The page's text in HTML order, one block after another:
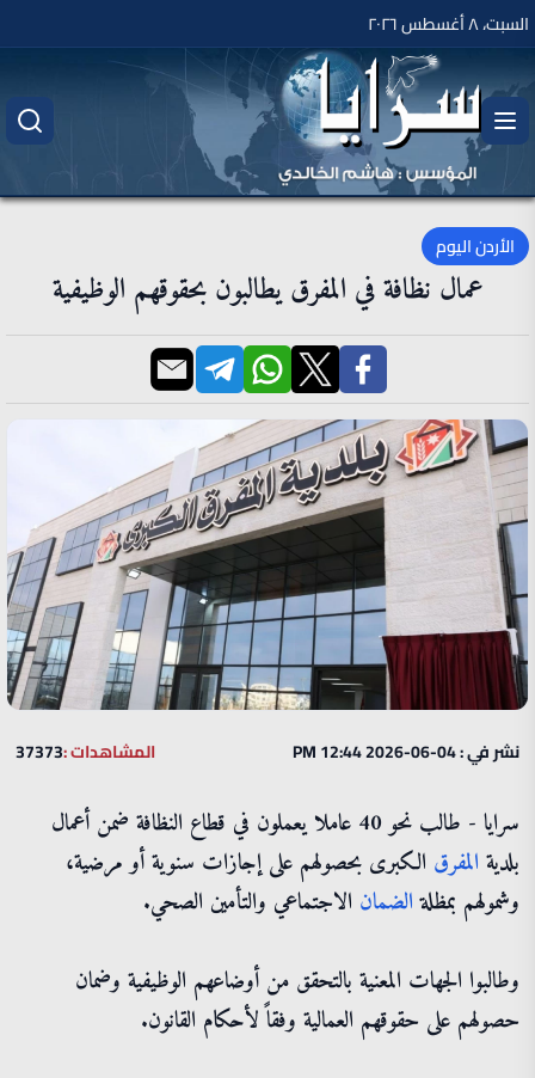
السبت، ٨ أغسطس ٢٠٢٦
الأردن اليوم
عمال نظافة في المفرق يطالبون بحقوقهم الوظيفية
نشر في : 04-06-2026 12:44 PM المشاهدات :37373
سرايا - طالب نحو 40 عاملا يعملون في قطاع النظافة ضمن أعمال
بلدية المفرق الكبرى بحصولهم على إجازات سنوية أو مرضية،
وشمولهم بمظلةالضمان الاجتماعي والتأمين الصحي.
وطالبوا الجهات المعنية بالتحقق من أوضاعهم الوظيفية وضمان
حصولهم على حقوقهم العمالية وفقاً لأحكام القانون.